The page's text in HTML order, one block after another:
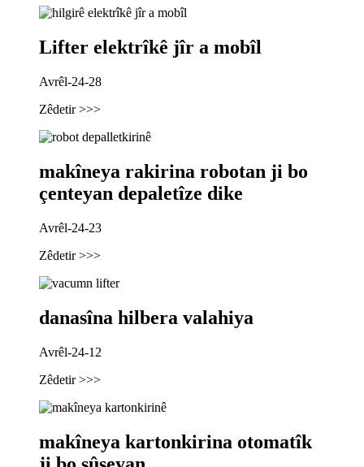
Lifter elektrîkê jîr a mobîl
Avrêl-24-28
Zêdetir >>>
makîneya rakirina robotan ji bo
çenteyan depaletîze dike
Avrêl-24-23
Zêdetir >>>
danasîna hilbera valahiya
Avrêl-24-12
Zêdetir >>>
makîneya kartonkirina otomatîk